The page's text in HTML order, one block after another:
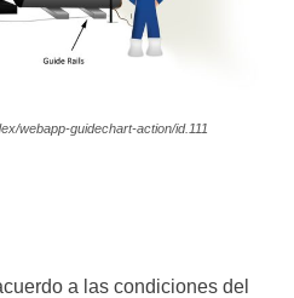
webapp-guidechart-action/id.111
a las condiciones del